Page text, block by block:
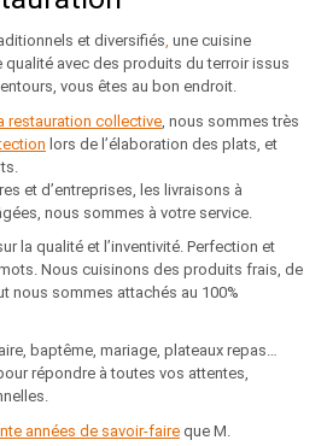
et diversifiés une cuisine
qualité avec des produits du terroir issus
vous êtes au bon endroit.
restauration collective , nous sommes très
lors de l’élaboration des plats, et
et d’entreprises, les livraisons à
nous sommes à votre service.
la qualité et l’inventivité. Perfection et
Nous cuisinons des produits frais, de
nous sommes attachés au 100%
baptême, mariage, plateaux repas…
répondre à toutes vos attentes,
années de savoir-faire que M.